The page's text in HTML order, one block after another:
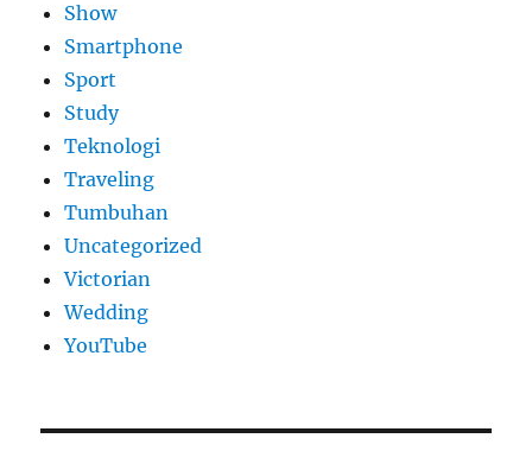
Show
Smartphone
Sport
Study
Teknologi
Traveling
Tumbuhan
Uncategorized
Victorian
Wedding
YouTube